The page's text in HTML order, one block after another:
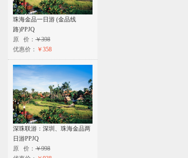
珠海金品一日游 (金品线
路)PPJQ
原 价： ￥398
优惠价： ￥358
深珠联游：深圳、珠海金品两
日游PPJQ
原 价： ￥998